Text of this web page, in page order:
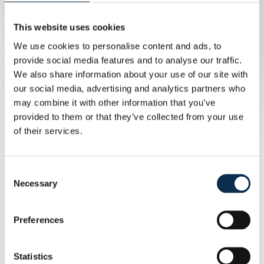
This website uses cookies
We use cookies to personalise content and ads, to
provide social media features and to analyse our traffic.
We also share information about your use of our site with
our social media, advertising and analytics partners who
may combine it with other information that you’ve
provided to them or that they’ve collected from your use
of their services.
Selection
Necessary
Preferences
Statistics
beide ploegen rusten bij 0-0, na een eerste helft met
Union begon ook fel aan de tweede helft. Rodriguez
dribbelde zich door de Mechelse defensie, maar zijn
schot werd opnieuw geblokt. Aan de overkant
probeerde Mechelen gevaarlijk te zijn via de counter,
maar Scherpen bleef alert.
Op het uur kreeg Union een nieuwe mogelijkheid.
hield Union met een knappe redding van de voorsprong
af.
Even later leek de thuisploeg op voorsprong te komen
via St. Jago, maar zijn doelpunt werd terecht afgekeurd
wegens buitenspel. Kort daarop trof KV Mechelen de
paal na een warrige fase in de zestien.